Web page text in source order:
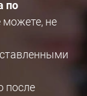
по
не
после